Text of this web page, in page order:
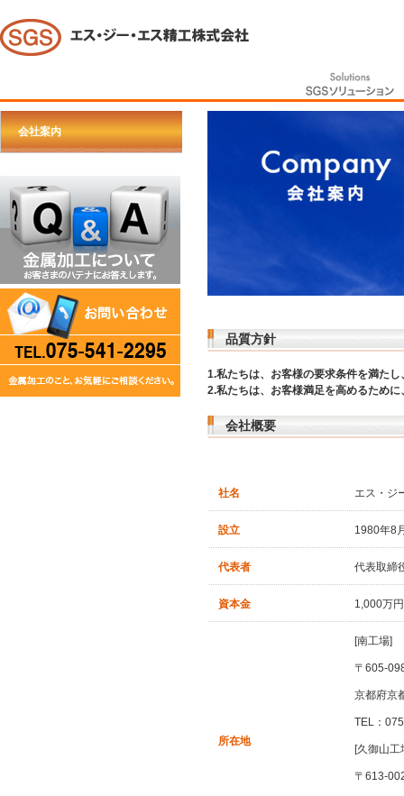
品質方針
1.私たちは、お客様の要求条件を満た
2.私たちは、お客様満足を高めるため
会社概要
社名 エス・ジ
設立 1980年8
代表者 代表取締
資本金 1,000万円
所在地
[南工場]
〒605-
京都府京
TEL：
[久御山工
〒613-
会社案内